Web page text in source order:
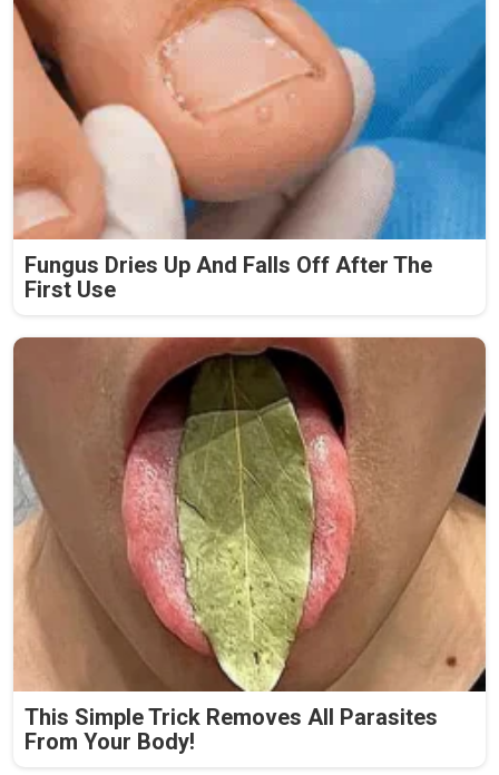
Fungus Dries Up And Falls Off After The
First Use
This Simple Trick Removes All Parasites
From Your Body!